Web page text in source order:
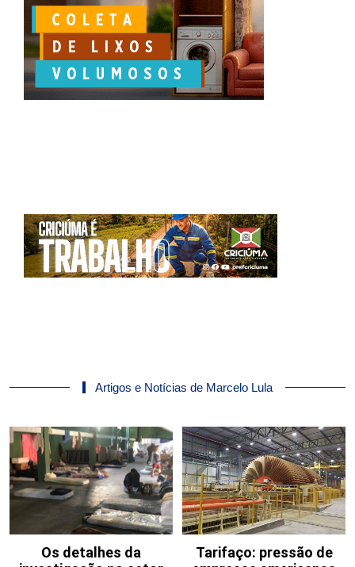
Artigos e Notícias de Marcelo Lula
Os detalhes da
Tarifaço: pressão de